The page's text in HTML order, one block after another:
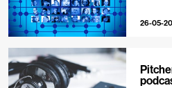
26-05-